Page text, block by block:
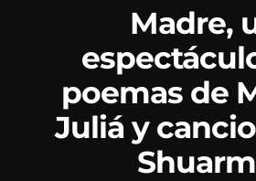
Madre,
poemas de
Juliá y